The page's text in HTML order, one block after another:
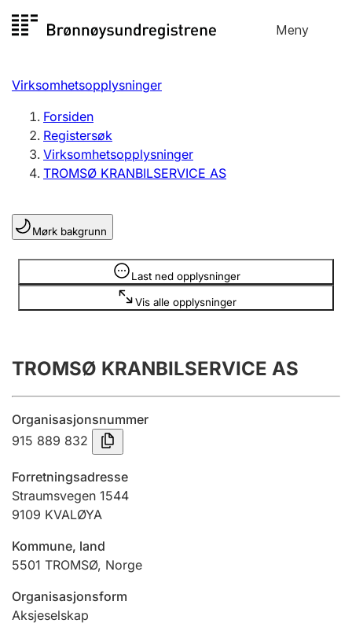
til
Meny
Registersøk
Aksjeselskap
Enkeltpersonforetak
Registrere, endre, slette
Lag og forening
Registrere, endre, slette
Årsregnskap
Innsending og forsinkelsesgebyr
Tinglysing
Jeger
Ektepaktveileder
Virksomhetsopplysninger
Forsiden
Registersøk
Virksomhetsopplysninger
TROMSØ KRANBILSERVICE AS
Mørk bakgrunn
Last ned opplysninger
Vis alle opplysninger
Opplysninger er skjult
TROMSØ KRANBILSERVICE AS
Organisasjonsnummer
915 889 832
Forretningsadresse
Straumsvegen 1544
9109 KVALØYA
Kommune, land
5501 TROMSØ, Norge
Organisasjonsform
Aksjeselskap